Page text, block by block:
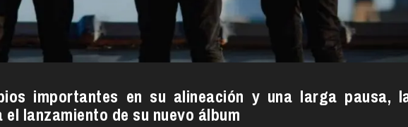
importantes en su alineación y una larga pausa,
lanzamiento de su nuevo álbum